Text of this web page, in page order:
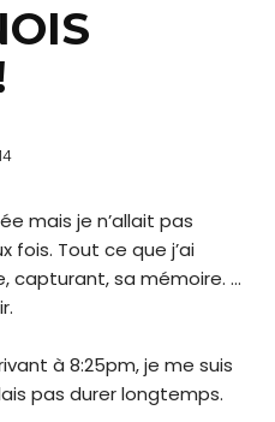
mais je n’allait pas
fois. Tout ce que j’ai
capturant, sa mémoire. …
à 8:25pm, je me suis
pas durer longtemps.